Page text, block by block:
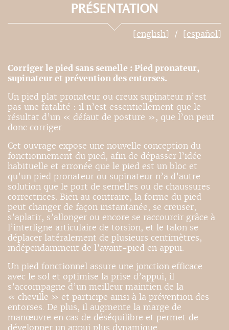
PRÉSENTATION
[english] [español]
Corriger le pied sans semelle : Pied pronateur,
supinateur et prévention des entorses.
Un pied plat pronateur ou creux supinateur n’est
pas une fatalité : il n’est essentiellement que le
résultat d’un « défaut de posture », que l’on peut
donc corriger.
Cet ouvrage expose une nouvelle conception du
fonctionnement du pied, afin de dépasser l’idée
habituelle et erronée que le pied est un bloc et
qu’un pied pronateur ou supinateur n’a d’autre
solution que le port de semelles ou de chaussures
correctrices. Bien au contraire, la forme du pied
peut changer de façon instantanée, se creuser,
s’aplatir, s’allonger ou encore se raccourcir grâce à
l’interligne articulaire de torsion, et le talon se
déplacer latéralement de plusieurs centimètres,
indépendamment de l’avant-pied en appui.
Un pied fonctionnel assure une jonction efficace
avec le sol et optimise la prise d’appui, il
s’accompagne d’un meilleur maintien de la
« cheville » et participe ainsi à la prévention des
entorses. De plus, il augmente la marge de
manœuvre en cas de déséquilibre et permet de
développer un appui plus dynamique.